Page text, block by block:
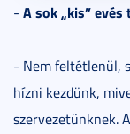
- A sok „kis” evés
- Nem feltétlenül,
hízni kezdünk,
szervezetünknek.